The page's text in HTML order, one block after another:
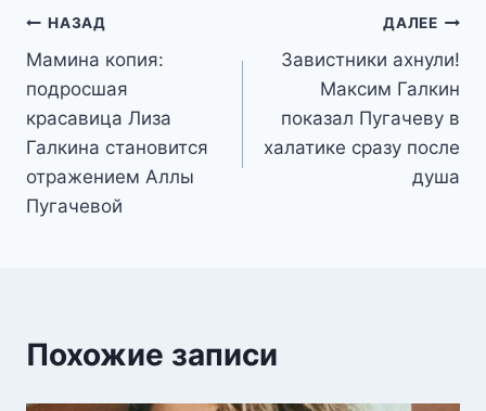
Навигация
по
записям
НАЗАД
Мамина копия:
подросшая
красавица Лиза
Галкина становится
отражением Аллы
Пугачевой
ДАЛЕЕ
Завистники ахнули!
Максим Галкин
показал Пугачеву в
халатике сразу после
душа
Похожие записи